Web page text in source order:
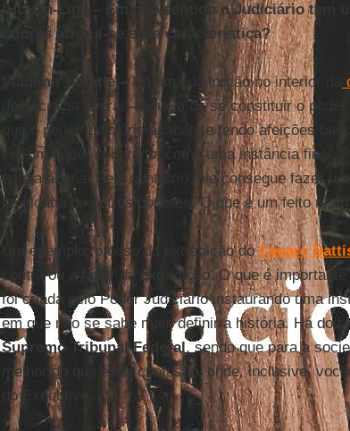
IHU On-Line
Em que sentido o Judiciário tem
fatores atribui-se essa característica?
Vladimir Safatle – Há uma distorção no interior da
democracia liberal – aquela de se constituir o
que o poder judiciário acabasse tendo afeições
ser um poder soberano, como uma instância final.
esteja acima. Pelo contrário, ele consegue fazer
na alçada de outros poderes. O que é um feito
Um exemplo: o caso da extradição doCesare
contra ou a favor da extradição. O que é
foi criada pelo Poder Judiciário instaurando uma
em que não se sabe mais definir a história. Há
Supremo Tribunal Federal, sendo que para a
melhor do que essa confusão, onde, inclusive,
do Executivo.